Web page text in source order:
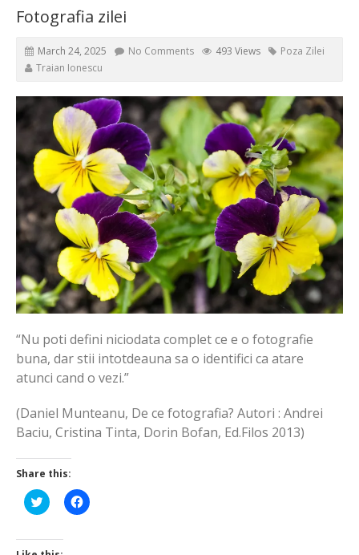
Fotografia zilei
March 24, 2025 No Comments 493 Views
Poza Zilei
Traian Ionescu
“Nu poti defini niciodata complet ce e o fotografie
buna, dar stii intotdeauna sa o identifici ca atare
atunci cand o vezi.”
(Daniel Munteanu, De ce fotografia? Autori : Andrei
Baciu, Cristina Tinta, Dorin Bofan, Ed.Filos 2013)
Share this:
Click
to
Twitter
(Opens
Click
to